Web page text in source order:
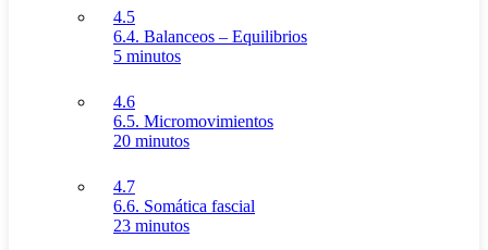
4.5
6.4. Balanceos – Equilibrios
5 minutos
4.6
6.5. Micromovimientos
20 minutos
4.7
6.6. Somática fascial
23 minutos